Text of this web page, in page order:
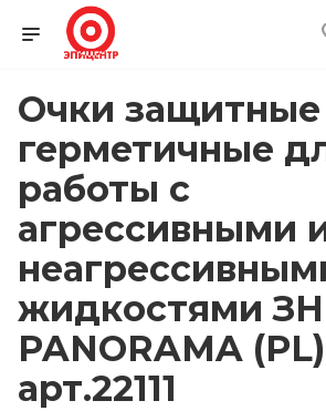
Очки защитные
герметичные
работы с
агрессивными
жидкостями
PANORAMA (PL)
арт.22111